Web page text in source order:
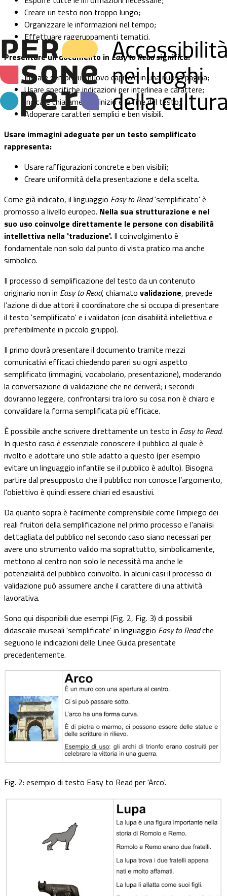
Creare un testo non troppo lungo;
Organizzare le informazioni nel tempo;
Effettuare raggruppamenti tematici.
Presentare un documento in Easy to Readsignifica:
Iniziare sempre un nuovo capitolo in una nuova pagina;
Usare specifiche indicazioni per interlinea e carattere;
Indicare chiaramente l’inizio e la fine del testo;
Adoperare caratteri semplici e ben visibili.
Usare immagini adeguate per un testo semplificato
rappresenta:
Usare raffigurazioni concrete e ben visibili;
Creare uniformità della presentazione e della scelta.
Come già indicato, il linguaggio Easy to Read'semplificato' è
promosso a livello europeo. Nella sua strutturazione e nel
suo uso coinvolge direttamente le persone con disabilità
intellettiva nella 'traduzione'. Il coinvolgimento è
fondamentale non solo dal punto di vista pratico ma anche
simbolico.
Il processo di semplificazione del testo da un contenuto
originario non in Easy to Read, chiamato validazione, prevede
l’azione di due attori: il coordinatore che si occupa di presentare
il testo 'semplificato' e i validatori (con disabilità intellettiva e
preferibilmente in piccolo gruppo).
Il primo dovrà presentare il documento tramite mezzi
comunicativi efficaci chiedendo pareri su ogni aspetto
semplificato (immagini, vocabolario, presentazione), moderando
la conversazione di validazione che ne deriverà; i secondi
dovranno leggere, confrontarsi tra loro su cosa non è chiaro e
convalidare la forma semplificata più efficace.
È possibile anche scrivere direttamente un testo in Easy to Read.
In questo caso è essenziale conoscere il pubblico al quale è
rivolto e adottare uno stile adatto a questo (per esempio
evitare un linguaggio infantile se il pubblico è adulto). Bisogna
partire dal presupposto che il pubblico non conosce l’argomento,
l'obiettivo è quindi essere chiari ed esaustivi.
Da quanto sopra è facilmente comprensibile come l'impiego dei
reali fruitori della semplificazione nel primo processo e l'analisi
dettagliata del pubblico nel secondo caso siano necessari per
avere uno strumento valido ma soprattutto, simbolicamente,
mettono al centro non solo le necessità ma anche le
potenzialità del pubblico coinvolto. In alcuni casi il processo di
validazione può assumere anche il carattere di una attività
lavorativa.
Sono qui disponibili due esempi (Fig. 2, Fig. 3) di possibili
didascalie museali 'semplificate' in linguaggio Easy to Readche
seguono le indicazioni delle Linee Guida presentate
precedentemente.
Fig. 2: esempio di testo Easy to Read per 'Arco'.